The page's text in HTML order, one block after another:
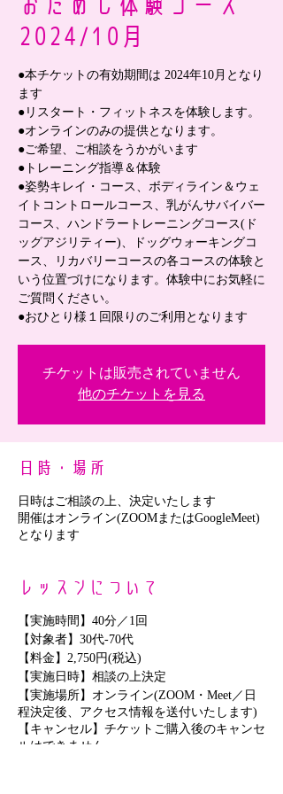
2024/10月
●本チケットの有効期間は 2024年10月となり
ます
●リスタート・フィットネスを体験します。
●オンラインのみの提供となります。
●ご希望、ご相談をうかがいます
●トレーニング指導＆体験
●姿勢キレイ・コース、ボディライン＆ウェ
イトコントロールコース、乳がんサバイバー
コース、ハンドラートレーニングコース(ド
ッグアジリティー)、ドッグウォーキングコ
ース、リカバリーコースの各コースの体験と
いう位置づけになります。体験中にお気軽に
ご質問ください。
●おひとり様１回限りのご利用となります
チケットは販売されていません
他のチケットを見る
日時・場所
日時はご相談の上、決定いたします
開催はオンライン(ZOOMまたはGoogleMeet)
となります
レッスンについて
【実施時間】40分／1回
【対象者】30代-70代
【料金】2,750円(税込)
【実施日時】相談の上決定
【実施場所】オンライン(ZOOM・Meet／日
程決定後、アクセス情報を送付いたします)
【キャンセル】チケットご購入後のキャンセ
ルはできません